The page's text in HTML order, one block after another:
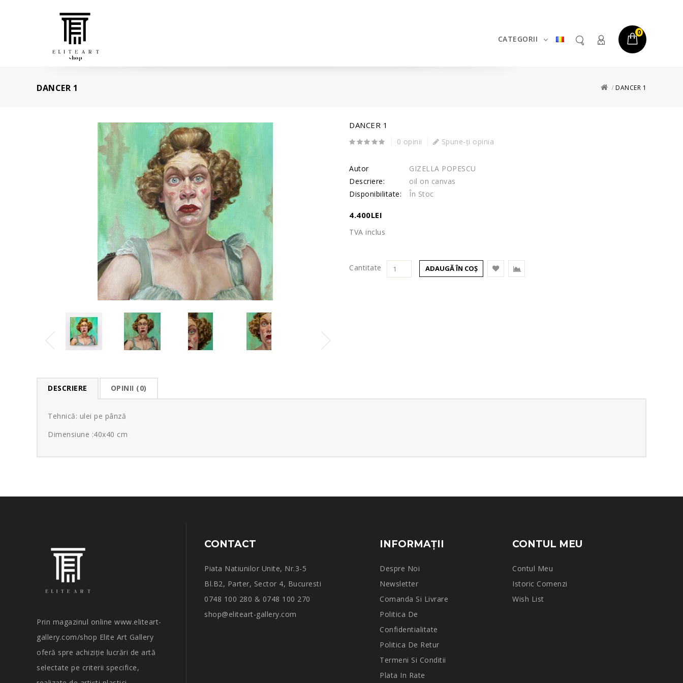
0
CATEGORII
DANCER 1 DANCER 1
DANCER 1
0 opinii Spune-ţi opinia
Autor
GIZELLA POPESCU
Descriere:
oil on canvas
Disponibilitate:
În Stoc
4.400LEI
TVA inclus
Cantitate ADAUGĂ ÎN COŞ
DESCRIERE OPINII (0)
Tehnică: ulei pe pânză
Dimensiune :40x40 cm
Prin magazinul online www.eliteart-
gallery.com/shop Elite Art Gallery
oferă spre achiziție lucrări de artă
selectate pe criterii specifice,
CONTACT
Piata Natiunilor Unite, Nr.3-5
Bl.B2, Parter, Sector 4, Bucuresti
0748 100 280 & 0748 100 270
shop@eliteart-gallery.com
INFORMAŢII
Despre Noi
Newsletter
Comanda Si Livrare
Politica De
Confidentialitate
Politica De Retur
Termeni Si Conditii
Plata In Rate
CONTUL MEU
Contul Meu
Istoric Comenzi
Wish List